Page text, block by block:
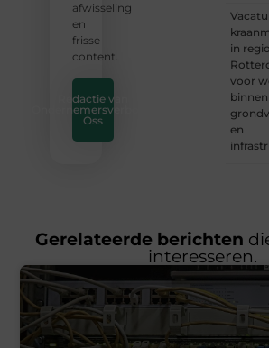
afwisseling
en
frisse
content.
Redactie van
Ondernemersverbond
Oss
in regio
voor
binnen
en
Gerelateerde berichten
interesseren.